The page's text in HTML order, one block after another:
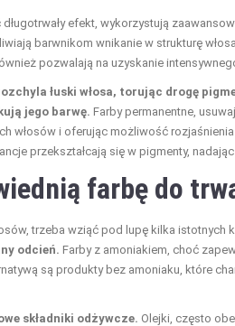
efekt, wykorzystują
barwnikom wnikanie w strukturę
pozwalają na uzyskanie
łuski włosa, torując drogę
jego barwę. Farby permanentne,
włosów i oferując możliwość
przekształcają się w pigmenty,
farbę do
trzeba wziąć pod lupę kilka istotnych
odcień. Farby z amoniakiem, choć
są produkty bez amoniaku, które
składniki odżywcze. Olejki, często